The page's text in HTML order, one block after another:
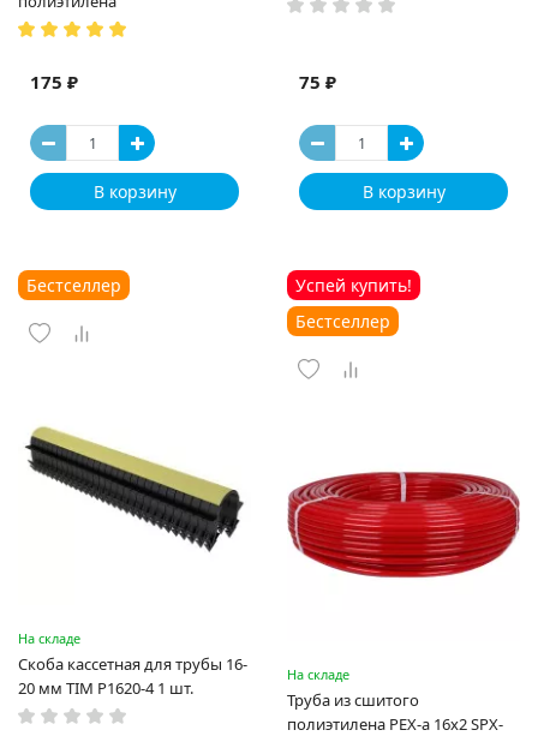
175 ₽
В корзину
75 ₽
В корзину
Бестселлер
На складе
Скоба кассетная для трубы 16-
20 мм TIM P1620-4 1 шт.
Успей купить!
Бестселлер
На складе
Труба из сшитого
полиэтилена PEX-a 16х2 SPX-